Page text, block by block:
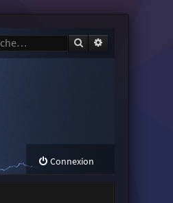
Rechercher
Connexion